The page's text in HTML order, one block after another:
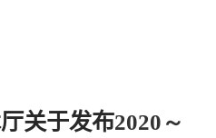
关于发布2020 ～